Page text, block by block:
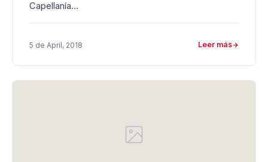
Capellanía…
5 de April, 2018 Leer más